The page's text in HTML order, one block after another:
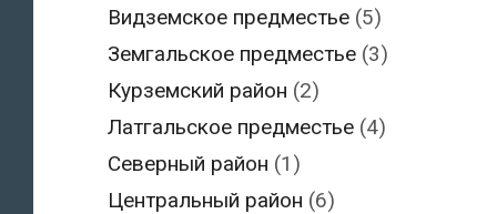
Видземское предместье (5)
Земгальское предместье (3)
Курземский район (2)
Латгальское предместье (4)
Северный район (1)
Центральный район (6)